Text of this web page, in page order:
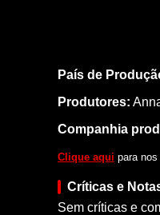
País de
Produtores:
Companhia
Clique aqui para
Críticas e
Sem críticas e